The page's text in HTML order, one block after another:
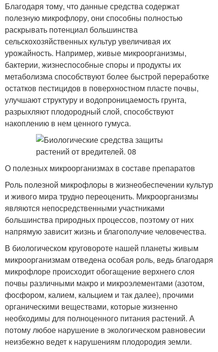
Благодаря тому, что данные средства содержат
полезную микрофлору, они способны полностью
раскрывать потенциал большинства
сельскохозяйственных культур увеличивая их
урожайность. Например, живые микроорганизмы,
бактерии, жизнеспособные споры и продукты их
метаболизма способствуют более быстрой переработке
остатков пестицидов в поверхностном пласте почвы,
улучшают структуру и водопроницаемость грунта,
разрыхляют плодородный слой, способствуют
накоплению в нем ценного гумуса.
О полезных микроорганизмах в составе препаратов
Роль полезной микрофлоры в жизнеобеспечении культур
и живого мира трудно переоценить. Микроорганизмы
являются непосредственными участниками
большинства природных процессов, поэтому от них
напрямую зависит жизнь и благополучие человечества.
В биологическом круговороте нашей планеты живым
микроорганизмам отведена особая роль, ведь благодаря
микрофлоре происходит обогащение верхнего слоя
почвы различными макро и микроэлементами (азотом,
фосфором, калием, кальцием и так далее), прочими
органическими веществами, которые жизненно
необходимы для полноценного питания растений. А
потому любое нарушение в экологическом равновесии
неизбежно ведет к нарушениям плодородия земли.